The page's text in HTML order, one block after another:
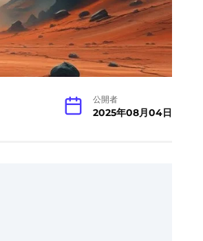
公開者
2025年08月04日